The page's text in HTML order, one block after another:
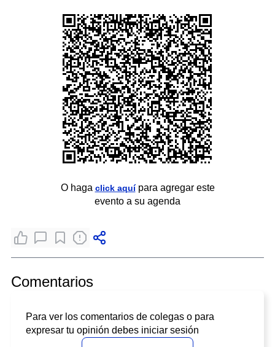
O haga click aquípara agregar este
evento a su agenda
Comentarios
Para ver los comentarios de colegas o para
expresar tu opinión debes iniciar sesión